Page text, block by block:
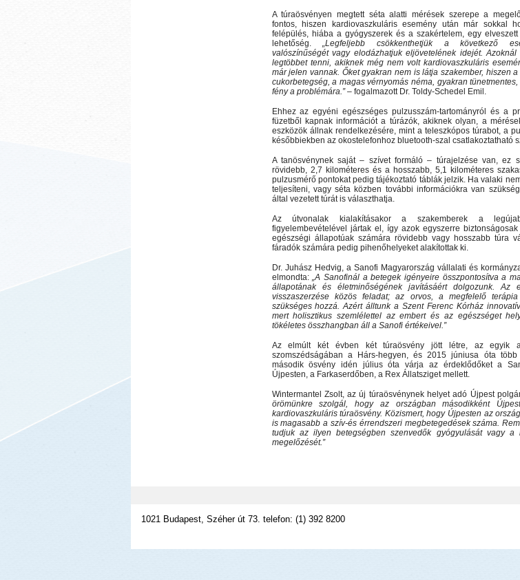
A túraösvényen megtett séta alatti mérések szerepe a
fontos, hiszen kardiovaszkuláris esemény után már sokkal
felépülés, hiába a gyógyszerek és a szakértelem, egy
lehetőség.„Legfeljebb csökkenthetjük a következő
valószínűségét vagy elodázhatjuk eljövetelének idejét.
legtöbbet tenni, akiknek még nem volt kardiovaszkuláris
már jelen vannak. Őket gyakran nem is látja szakember, hiszen
cukorbetegség, a magas vérnyomás néma, gyakran
fény a problémára.”– fogalmazott Dr. Toldy-Schedel Emil.
Ehhez az egyéni egészséges pulzusszám-tartományról és a
füzetből kapnak információt a túrázók, akiknek olyan, a
eszközök állnak rendelkezésére, mint a teleszkópos túrabot, a
későbbiekben az okostelefonhoz bluetooth-szal csatlakoztatható
A tanösvénynek saját – szívet formáló – túrajelzése van, ez
rövidebb, 2,7 kilométeres és a hosszabb, 5,1 kilométeres
pulzusmérő pontokat pedig tájékoztató táblák jelzik. Ha valaki
teljesíteni, vagy séta közben további információkra van
által vezetett túrát is választhatja.
Az útvonalak kialakításakor a szakemberek a
figyelembevételével jártak el, így azok egyszerre
egészségi állapotúak számára rövidebb vagy hosszabb túra
fáradók számára pedig pihenőhelyeket alakítottak ki.
Dr. Juhász Hedvig, a Sanofi Magyarország vállalati és
elmondta:„A Sanofinál a betegek igényeire összpontosítva a
állapotának és életminőségének javításáért dolgozunk. Az
visszaszerzése közös feladat; az orvos, a megfelelő
szükséges hozzá. Azért álltunk a Szent Ferenc Kórház
mert holisztikus szemlélettel az embert és az egészséget
tökéletes összhangban áll a Sanofi értékeivel.”
Az elmúlt két évben két túraösvény jött létre, az egyik
szomszédságában a Hárs-hegyen, és 2015 júniusa óta
második ösvény idén július óta várja az érdeklődőket a
Újpesten, a Farkaserdőben, a Rex Állatsziget mellett.
Wintermantel Zsolt, az új túraösvénynek helyet adó Újpest
örömünkre szolgál, hogy az országban másodikként
kardiovaszkuláris túraösvény. Közismert, hogy Újpesten az
is magasabb a szív-és érrendszeri megbetegedések száma.
tudjuk az ilyen betegségben szenvedők gyógyulását vagy a
megelőzését.”
1021 Budapest, Széher út 73. telefon: (1) 392 8200